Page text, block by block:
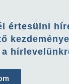
értesülni